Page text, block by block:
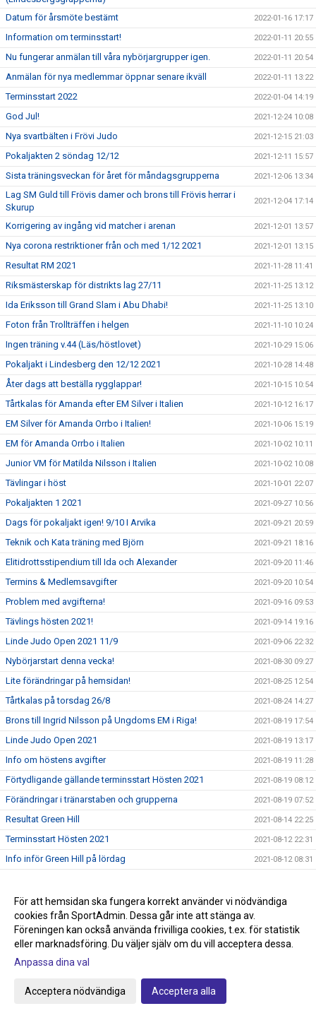
Datum för årsmöte bestämt 2022-01-16 17:17
Information om terminsstart! 2022-01-11 20:55
Nu fungerar anmälan till våra nybörjargrupper igen. 2022-01-11 20:54
Anmälan för nya medlemmar öppnar senare ikväll 2022-01-11 13:22
Terminsstart 2022 2022-01-04 14:19
God Jul! 2021-12-24 10:08
Nya svartbälten i Frövi Judo 2021-12-15 21:03
Pokaljakten 2 söndag 12/12 2021-12-11 15:57
Sista träningsveckan för året för måndagsgrupperna 2021-12-06 13:34
Lag SM Guld till Frövis damer och brons till Frövis herrar i
Skurup
2021-12-04 17:14
Korrigering av ingång vid matcher i arenan 2021-12-01 13:57
Nya corona restriktioner från och med 1/12 2021 2021-12-01 13:15
Resultat RM 2021 2021-11-28 11:41
Riksmästerskap för distrikts lag 27/11 2021-11-25 13:12
Ida Eriksson till Grand Slam i Abu Dhabi! 2021-11-25 13:10
Foton från Trollträffen i helgen 2021-11-10 10:24
Ingen träning v.44 (Läs/höstlovet) 2021-10-29 15:06
Pokaljakt i Lindesberg den 12/12 2021 2021-10-28 14:48
Åter dags att beställa rygglappar! 2021-10-15 10:54
Tårtkalas för Amanda efter EM Silver i Italien 2021-10-12 16:17
EM Silver för Amanda Orrbo i Italien! 2021-10-06 15:19
EM för Amanda Orrbo i Italien 2021-10-02 10:11
Junior VM för Matilda Nilsson i Italien 2021-10-02 10:08
Tävlingar i höst 2021-10-01 22:07
Pokaljakten 1 2021 2021-09-27 10:56
Dags för pokaljakt igen! 9/10 I Arvika 2021-09-21 20:59
Teknik och Kata träning med Björn 2021-09-21 18:16
Elitidrottsstipendium till Ida och Alexander 2021-09-20 11:46
Termins & Medlemsavgifter 2021-09-20 10:54
Problem med avgifterna! 2021-09-16 09:53
Tävlings hösten 2021! 2021-09-14 19:16
Linde Judo Open 2021 11/9 2021-09-06 22:32
Nybörjarstart denna vecka! 2021-08-30 09:27
Lite förändringar på hemsidan! 2021-08-25 12:54
Tårtkalas på torsdag 26/8 2021-08-24 14:27
Brons till Ingrid Nilsson på Ungdoms EM i Riga! 2021-08-19 17:54
Linde Judo Open 2021 2021-08-19 13:17
Info om höstens avgifter 2021-08-19 11:28
Förtydligande gällande terminsstart Hösten 2021 2021-08-19 08:12
Förändringar i tränarstaben och grupperna 2021-08-19 07:52
Resultat Green Hill 2021-08-14 22:25
Terminsstart Hösten 2021 2021-08-12 22:31
Info inför Green Hill på lördag 2021-08-12 08:31
Linde Judo Open 2021 11/9 2021-08-09 09:57
Sista veckan med sommarträning! 2021-08-09 08:59
OS Judon är slut för denna gång. 2021-07-31 13:36
Obs kvällens sommarträning börjar idag 18.30
Kväll/natt event för att kolla på Anna Bernholm
För att hemsidan ska fungera korrekt använder vi nödvändiga
cookies från SportAdmin. Dessa går inte att stänga av.
Föreningen kan också använda frivilliga cookies, t.ex. för statistik
eller marknadsföring. Du väljer själv om du vill acceptera dessa.
Anpassa dina val
Acceptera nödvändiga Acceptera alla